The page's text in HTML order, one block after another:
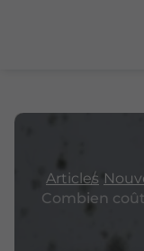
Articles